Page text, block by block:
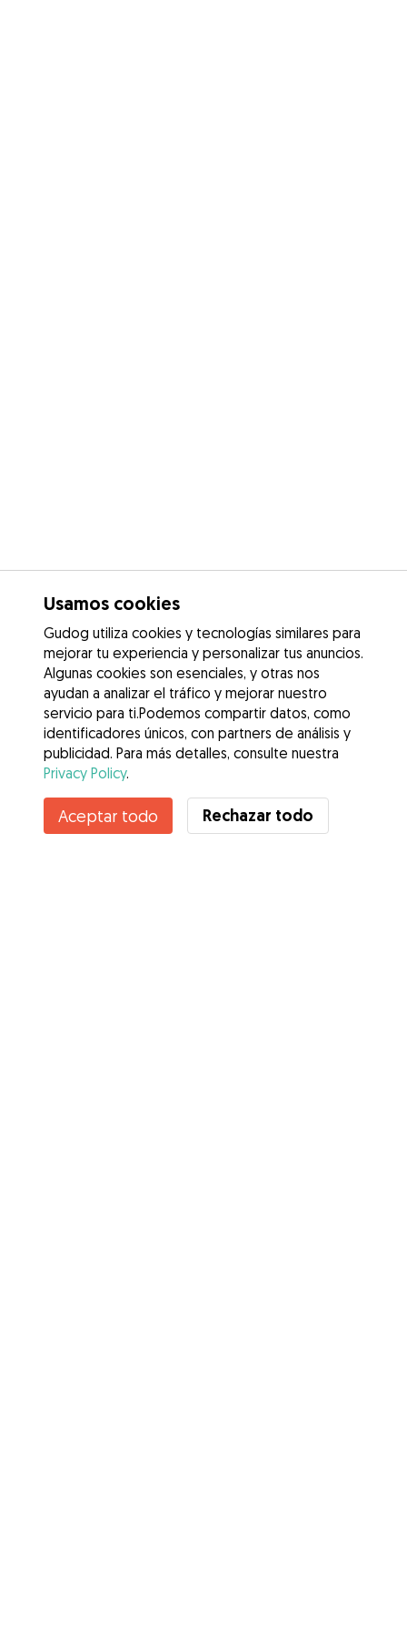
¿Conoces los Beneficios de Gudog? Ver más
Usamos cookies
Gudog utiliza cookies y tecnologías similares para
mejorar tu experiencia y personalizar tus anuncios.
Algunas cookies son esenciales, y otras nos
ayudan a analizar el tráfico y mejorar nuestro
servicio para ti.Podemos compartir datos, como
identificadores únicos, con partners de análisis y
publicidad. Para más detalles, consulte nuestra
Privacy Policy.
Aceptar todo Rechazar todo